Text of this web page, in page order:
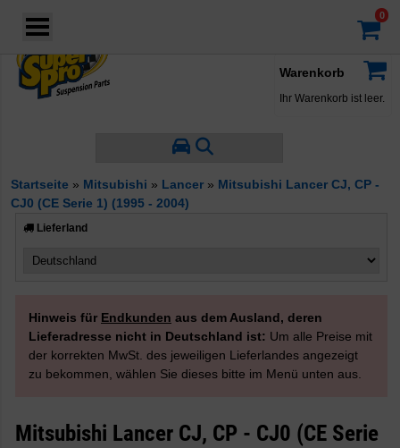
Warenkorb
Ihr Warenkorb ist leer.
Startseite » Mitsubishi » Lancer » Mitsubishi Lancer CJ, CP -
CJ0 (CE Serie 1) (1995 - 2004)
Lieferland
Hinweis für Endkunden aus dem Ausland, deren
Lieferadresse nicht in Deutschland ist: Um alle Preise mit
der korrekten MwSt. des jeweiligen Lieferlandes angezeigt
zu bekommen, wählen Sie dieses bitte im Menü unten aus.
Mitsubishi Lancer CJ, CP - CJ0 (CE Serie